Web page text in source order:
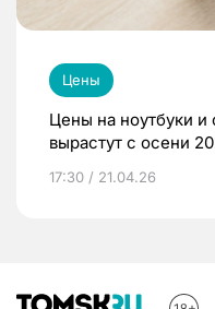
Цены
Цены на ноутбуки
вырастут с осени
17:30 / 21.04.26